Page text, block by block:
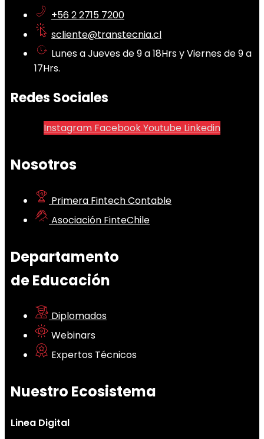
+56 2 2715 7200
scliente@transtecnia.cl
Lunes a Jueves de 9 a 18Hrs y Viernes de 9 a
17Hrs.
Redes Sociales
Instagram FacebookYoutube Linkedin
Nosotros
Primera Fintech Contable
Asociación FinteChile
Departamento
de Educación
Diplomados
Webinars
Expertos Técnicos
Nuestro Ecosistema
Linea Digital